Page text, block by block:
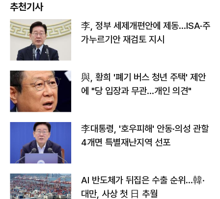
추천기사
李, 정부 세제개편안에 제동…ISA·주
가누르기안 재검토 지시
與, 황희 '폐기 버스 청년 주택' 제안
에 "당 입장과 무관…개인 의견"
李대통령, '호우피해' 안동·의성 관할
4개면 특별재난지역 선포
AI 반도체가 뒤집은 수출 순위…韓·
대만, 사상 첫 日 추월